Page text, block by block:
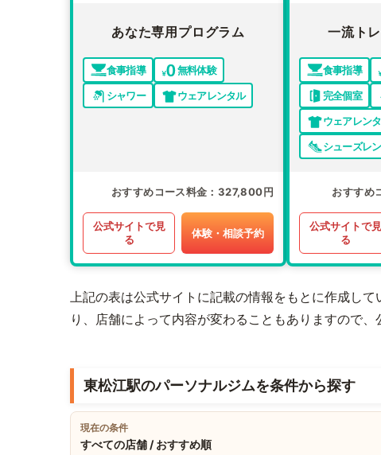
あなた専用プログラム
食事指導
無料体験
シャワー
ウェアレンタル
おすすめコース料金 327,800円
公式サイトで見
る
体験・相談予約
一流ト
食事指導
完全個室
ウェアレン
シューズレ
おすすめ
公式サイトで見
る
上記の表は公式サイトに記載の情報をもとに作成し
り、店舗によって内容が変わることもありますので、
東松江駅のパーソナルジムを条件から探す
現在の条件
すべての店舗 / おすすめ順